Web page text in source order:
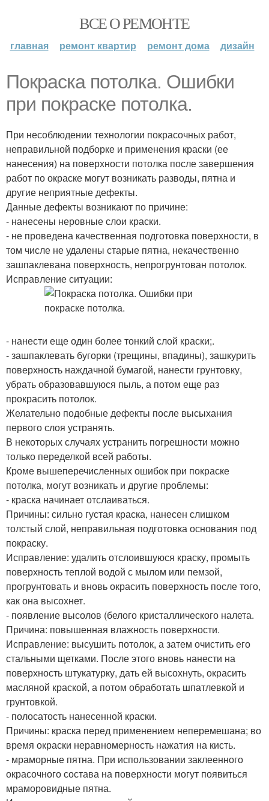
ВСЕ О РЕМОНТЕ
главная ремонт квартир ремонт дома дизайн
Покраска потолка. Ошибки
при покраске потолка.
При несоблюдении технологии покрасочных работ,
неправильной подборке и применения краски (ее
нанесения) на поверхности потолка после завершения
работ по окраске могут возникать разводы, пятна и
другие неприятные дефекты.
Данные дефекты возникают по причине:
- нанесены неровные слои краски.
- не проведена качественная подготовка поверхности, в
том числе не удалены старые пятна, некачественно
зашпаклевана поверхность, непрогрунтован потолок.
Исправление ситуации:
- нанести еще один более тонкий слой краски;.
- зашпаклевать бугорки (трещины, впадины), зашкурить
поверхность наждачной бумагой, нанести грунтовку,
убрать образовавшуюся пыль, а потом еще раз
прокрасить потолок.
Желательно подобные дефекты после высыхания
первого слоя устранять.
В некоторых случаях устранить погрешности можно
только переделкой всей работы.
Кроме вышеперечисленных ошибок при покраске
потолка, могут возникать и другие проблемы:
- краска начинает отслаиваться.
Причины: сильно густая краска, нанесен слишком
толстый слой, неправильная подготовка основания под
покраску.
Исправление: удалить отслоившуюся краску, промыть
поверхность теплой водой с мылом или пемзой,
прогрунтовать и вновь окрасить поверхность после того,
как она высохнет.
- появление высолов (белого кристаллического налета.
Причина: повышенная влажность поверхности.
Исправление: высушить потолок, а затем очистить его
стальными щетками. После этого вновь нанести на
поверхность штукатурку, дать ей высохнуть, окрасить
масляной краской, а потом обработать шпатлевкой и
грунтовкой.
- полосатость нанесенной краски.
Причины: краска перед применением неперемешана; во
время окраски неравномерность нажатия на кисть.
- мраморные пятна. При использовании заклеенного
окрасочного состава на поверхности могут появиться
мраморовидные пятна.